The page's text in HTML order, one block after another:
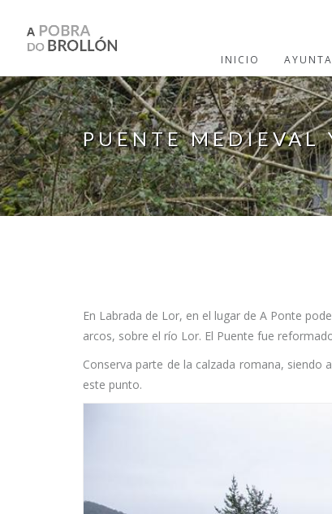
INICIO
PUENTE
En Labrada de Lor, en el lugar de A Ponte
arcos, sobre el río Lor. El Puente fue
Conserva parte de la calzada romana, siendo
este punto.